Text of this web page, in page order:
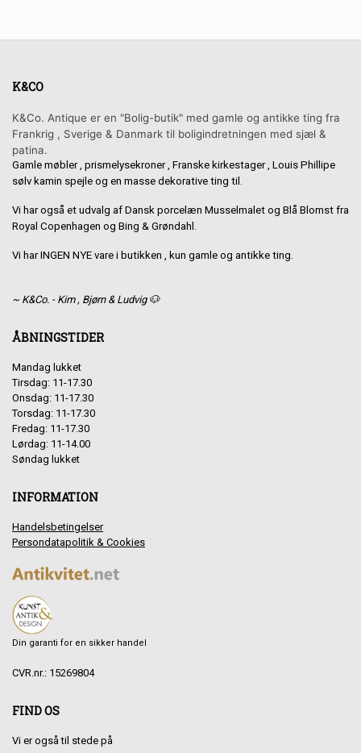
K&CO
K&Co. Antique er en "Bolig-butik" med gamle og antikke ting fra
Frankrig , Sverige & Danmark til boligindretningen med sjæl &
patina.
Gamle møbler , prismelysekroner , Franske kirkestager , Louis Phillipe
sølv kamin spejle og en masse dekorative ting til.
Vi har også et udvalg af Dansk porcelæn Musselmalet og Blå Blomst fra
Royal Copenhagen og Bing & Grøndahl.
Vi har INGEN NYE vare i butikken , kun gamle og antikke ting.
~ K&Co. - Kim , Bjørn & Ludvig 🐶
ÅBNINGSTIDER
Mandag lukket
Tirsdag: 11-17.30
Onsdag: 11-17.30
Torsdag: 11-17.30
Fredag: 11-17.30
Lørdag: 11-14.00
Søndag lukket
INFORMATION
Handelsbetingelser
Persondatapolitik & Cookies
Din garanti for en sikker handel
CVR.nr.: 15269804
FIND OS
Vi er også til stede på